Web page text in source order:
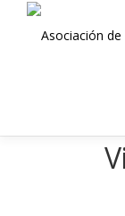
Saltar